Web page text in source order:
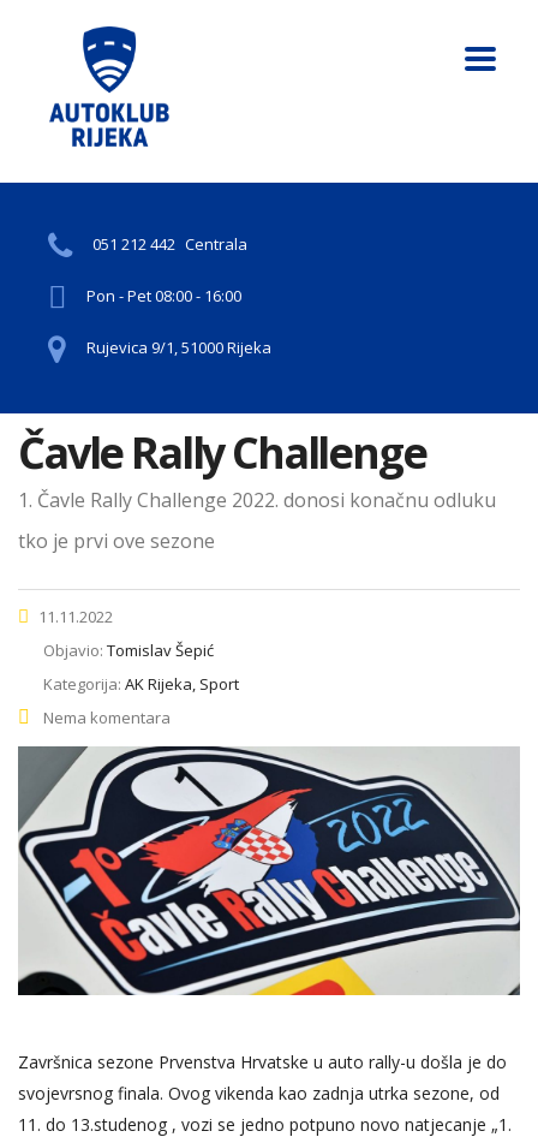
051 212 442 Centrala
Pon - Pet 08:00 - 16:00
Rujevica 9/1, 51000 Rijeka
Čavle Rally Challenge
1. Čavle Rally Challenge 2022. donosi konačnu odluku
tko je prvi ove sezone
11.11.2022
Objavio: Tomislav Šepić
Kategorija: AK Rijeka, Sport
Nema komentara
Završnica sezone Prvenstva Hrvatske u auto rally-u došla je do
svojevrsnog finala. Ovog vikenda kao zadnja utrka sezone, od
11. do 13.studenog , vozi se jedno potpuno novo natjecanje „1.